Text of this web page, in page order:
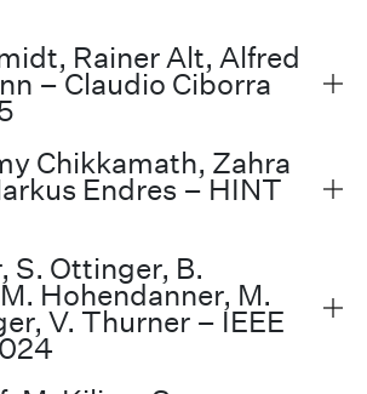
Rainer Alt, Alfred
– Claudio Ciborra
Chikkamath, Zahra
Endres – HINT
S. Ottinger, B.
Hohendanner, M.
V. Thurner – IEEE